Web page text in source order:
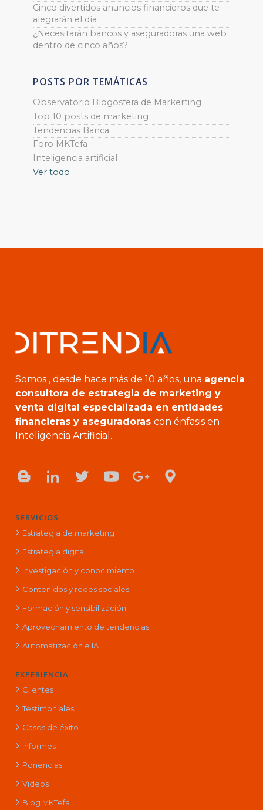
Cinco divertidos anuncios financieros que te
alegrarán el día
¿Necesitarán bancos y aseguradoras una web
dentro de cinco años?
POSTS POR TEMÁTICAS
Observatorio Blogosfera de Markerting
Top 10 posts de marketing
Tendencias Banca
Foro MKTefa
Inteligencia artificial
Ver todo
Somos , desde hace más de 10 años, una agencia
consultora de estrategia de marketing y
venta digital especializada en entidades
financieras y aseguradoras con énfasis en
Inteligencia Artificial.
SERVICIOS
Estrategia de marketing
Estrategia digital
Investigación y conocimiento
Contenidos y redes sociales
Formación y sensibilización
Aprovechamiento de tendencias
Automatización e IA
EXPERIENCIA
Clientes
Testimoniales
Casos de éxito
Informes
Ponencias
Videos
Blog MKTefa